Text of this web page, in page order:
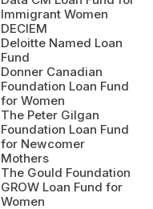
Immigrant Women
DECIEM
Deloitte Named Loan
Fund
Donner Canadian
Foundation Loan Fund
for Women
The Peter Gilgan
Foundation Loan Fund
for Newcomer
Mothers
The Gould Foundation
GROW Loan Fund for
Women